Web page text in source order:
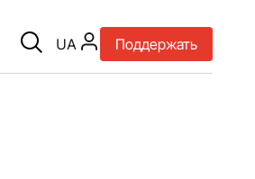
UA Поддержать